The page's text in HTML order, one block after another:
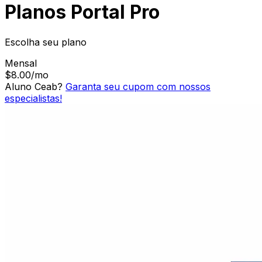
Planos Portal Pro
Escolha seu plano
Mensal
$8.00/mo
Aluno Ceab? Garanta seu cupom com nossos
especialistas!